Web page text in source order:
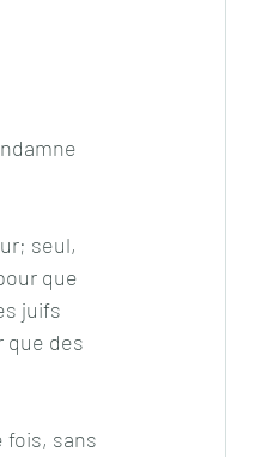
seul,
que
juifs
que des
fois, sans